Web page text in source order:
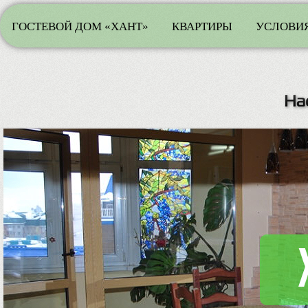
ГОСТЕВОЙ ДОМ «ХАНТ» КВАРТИРЫ